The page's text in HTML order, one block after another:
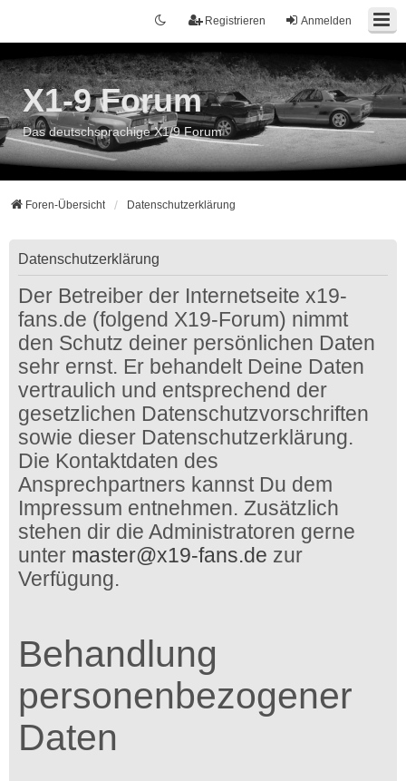
Anmelden
Registrieren
X1-9 Forum
Das deutschsprachige X1/9 Forum
Foren-Übersicht Datenschutzerklärung
Datenschutzerklärung
Der Betreiber der Internetseite x19-
fans.de (folgend X19-Forum) nimmt
den Schutz deiner persönlichen Daten
sehr ernst. Er behandelt Deine Daten
vertraulich und entsprechend der
gesetzlichen Datenschutzvorschriften
sowie dieser Datenschutzerklärung.
Die Kontaktdaten des
Ansprechpartners kannst Du dem
Impressum entnehmen. Zusätzlich
stehen dir die Administratoren gerne
unter master@x19-fans.de zur
Verfügung.
Behandlung
personenbezogener
Daten